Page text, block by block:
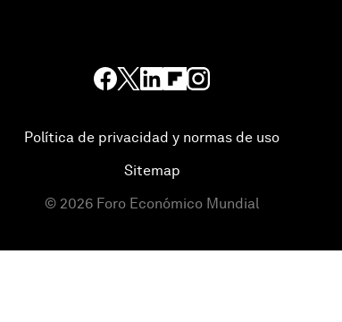
Política de privacidad y normas de uso
Sitemap
© 2026 Foro Económico Mundial